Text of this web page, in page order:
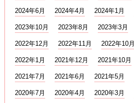
2024年6月 2024年4月 2024年1月
2023年10月 2023年8月 2023年3月
2022年12月 2022年11月 2022年10月
2022年1月 2021年12月 2021年10月
2021年7月 2021年6月 2021年5月
2020年7月 2020年4月 2020年3月